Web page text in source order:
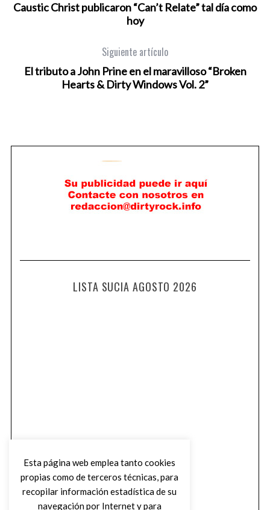
Caustic Christ ‎publicaron “Can’t Relate” tal día como
hoy
Siguiente artículo
El tributo a John Prine en el maravilloso “Broken
Hearts & Dirty Windows Vol. 2”
LISTA SUCIA AGOSTO 2026
Esta página web emplea tanto cookies
propias como de terceros técnicas, para
recopilar información estadística de su
navegación por Internet y para